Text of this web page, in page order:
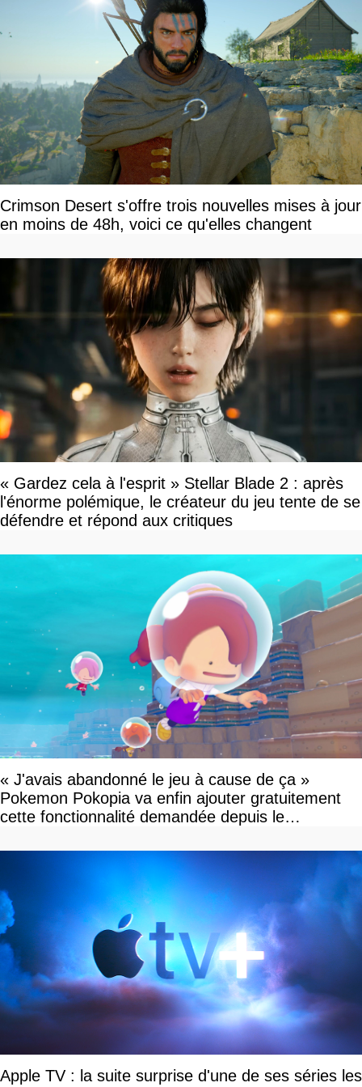
Crimson Desert s'offre trois nouvelles mises à jour
en moins de 48h, voici ce qu'elles changent
« Gardez cela à l'esprit » Stellar Blade 2 : après
l'énorme polémique, le créateur du jeu tente de se
défendre et répond aux critiques
« J'avais abandonné le jeu à cause de ça »
Pokemon Pokopia va enfin ajouter gratuitement
cette fonctionnalité demandée depuis le
Apple TV : la suite surprise d'une de ses séries les